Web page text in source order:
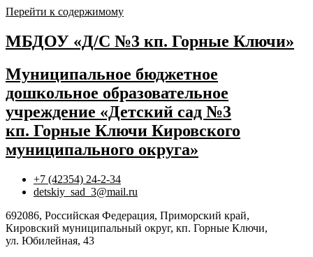
Перейти к содержимому
МБДОУ «Д/С №3 кп. Горные Ключи»
Муниципальное бюджетное
дошкольное образовательное
учреждение «Детский сад №3
кп. Горные Ключи Кировского
муниципального округа»
+7 (42354) 24-2-34
detskiy_sad_3@mail.ru
692086, Российская Федерация, Приморский край,
Кировский муниципальный округ, кп. Горные Ключи,
ул. Юбилейная, 43